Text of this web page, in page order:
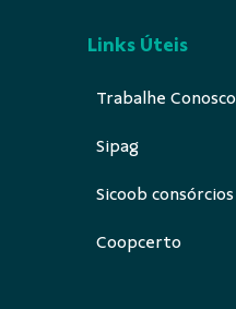
Links Úteis
Trabalhe Conosco
Sipag
Sicoob consórcios
Coopcerto